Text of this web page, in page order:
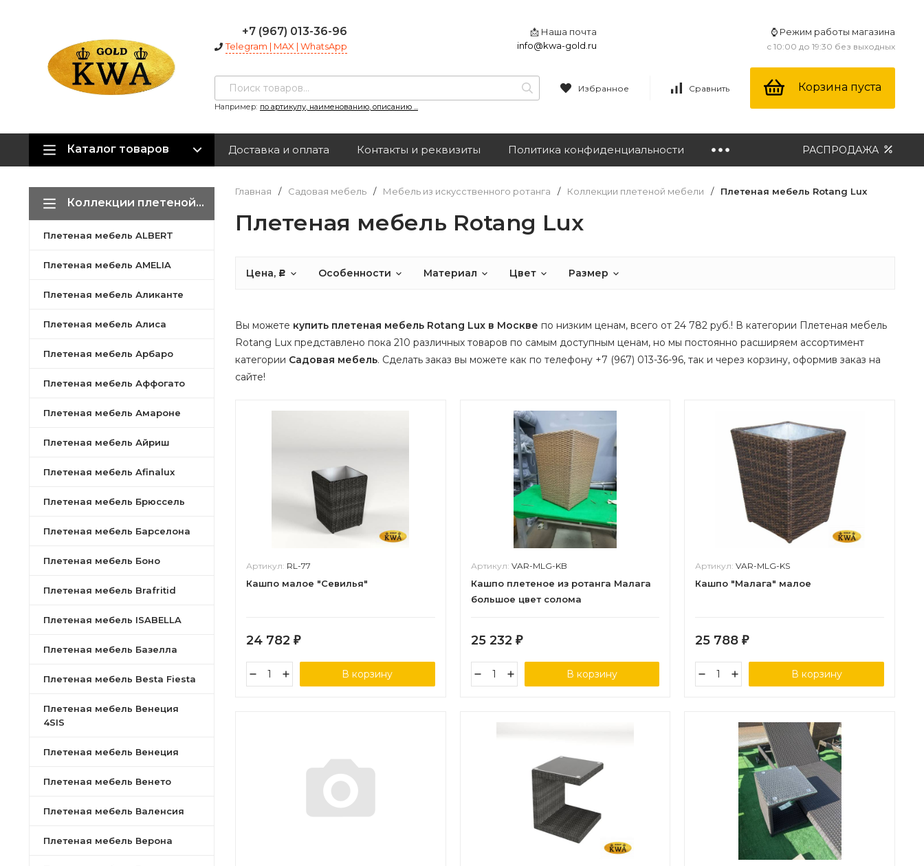
+7 (967) 013-36-96
Telegram | MAX | WhatsApp
📩 Наша почта
info@kwa-gold.ru
⌚ Режим работы магазина
с 10:00 до 19:30 без выходных
Например: по артикулу, наименованию, описанию ...
Избранное Сравнить Корзина пуста
Каталог товаров Доставка и оплата Контакты и реквизиты Политика конфиденциальности РАСПРОДАЖА
Коллекции плетеной мебели
Плетеная мебель ALBERT
Плетеная мебель AMELIA
Плетеная мебель Аликанте
Плетеная мебель Алиса
Плетеная мебель Арбаро
Плетеная мебель Аффогато
Плетеная мебель Амароне
Плетеная мебель Айриш
Плетеная мебель Afinalux
Плетеная мебель Брюссель
Плетеная мебель Барселона
Плетеная мебель Боно
Плетеная мебель Brafritid
Плетеная мебель ISABELLA
Плетеная мебель Базелла
Плетеная мебель Besta Fiesta
Плетеная мебель Венеция
4SIS
Плетеная мебель Венеция
Плетеная мебель Венето
Плетеная мебель Валенсия
Плетеная мебель Верона
Главная / Садовая мебель / Мебель из искусственного ротанга / Коллекции плетеной мебели / Плетеная мебель Rotang Lux
Плетеная мебель Rotang Lux
Цена, Р Особенности Материал Цвет Размер
Вы можете купить плетеная мебель Rotang Lux в Москве по низким ценам, всего от 24 782 руб.! В категории Плетеная мебель
Rotang Lux представлено пока 210 различных товаров по самым доступным ценам, но мы постоянно расширяем ассортимент
категории Садовая мебель. Сделать заказ вы можете как по телефону +7 (967) 013-36-96, так и через корзину, оформив заказ на
сайте!
Артикул: RL-77
Кашпо малое "Севилья"
24 782 ₽
В корзину
Артикул: VAR-MLG-KB
Кашпо плетеное из ротанга Малага
большое цвет солома
25 232 ₽
В корзину
Артикул:VAR-MLG-KS
Кашпо "Малага" малое
25 788₽
В корзину